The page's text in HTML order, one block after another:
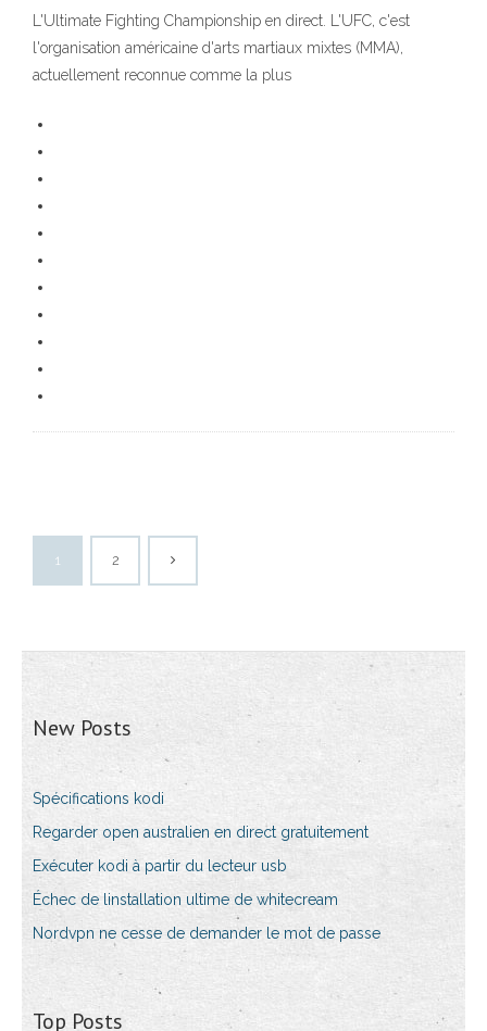
L'Ultimate Fighting Championship en direct. L'UFC, c'est
l'organisation américaine d'arts martiaux mixtes (MMA),
actuellement reconnue comme la plus
1 2
New Posts
Spécifications kodi
Regarder open australien en direct gratuitement
Exécuter kodi à partir du lecteur usb
Échec de linstallation ultime de whitecream
Nordvpn ne cesse de demander le mot de passe
Top Posts